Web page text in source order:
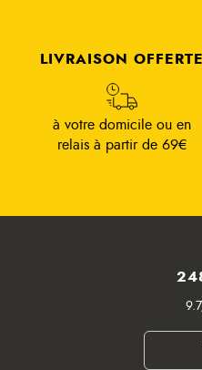
LIVRAISON OFFERTE
à votre domicile ou en
relais à partir de 69€